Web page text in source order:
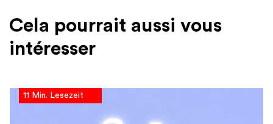
Cela pourrait aussi vous
intéresser
11 Min. Lesezeit